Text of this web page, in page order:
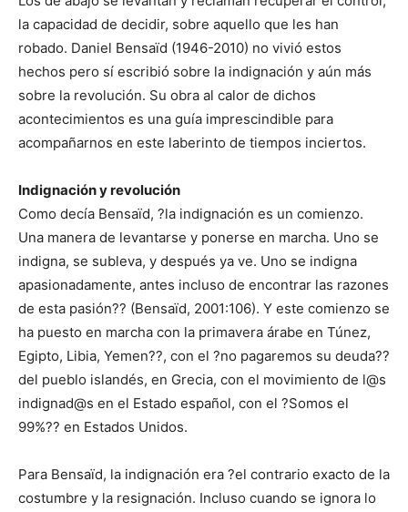
la capacidad de decidir, sobre aquello que les han
robado. Daniel Bensaïd (1946-2010) no vivió estos
hechos pero sí escribió sobre la indignación y aún más
sobre la revolución. Su obra al calor de dichos
acontecimientos es una guía imprescindible para
acompañarnos en este laberinto de tiempos inciertos.
Indignación y revolución
Como decía Bensaïd, ?la indignación es un comienzo.
Una manera de levantarse y ponerse en marcha. Uno se
indigna, se subleva, y después ya ve. Uno se indigna
apasionadamente, antes incluso de encontrar las razones
de esta pasión?? (Bensaïd, 2001:106). Y este comienzo se
ha puesto en marcha con la primavera árabe en Túnez,
Egipto, Libia, Yemen??, con el ?no pagaremos su deuda??
del pueblo islandés, en Grecia, con el movimiento de l@s
indignad@s en el Estado español, con el ?Somos el
99%?? en Estados Unidos.
Para Bensaïd, la indignación era ?el contrario exacto de la
costumbre y la resignación. Incluso cuando se ignora lo